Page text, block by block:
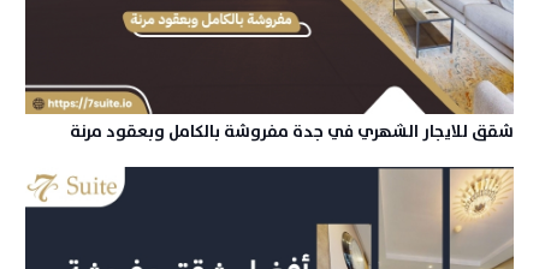
شقق للايجار الشهري في جدة مفروشة بالكامل وبعقود مرنة